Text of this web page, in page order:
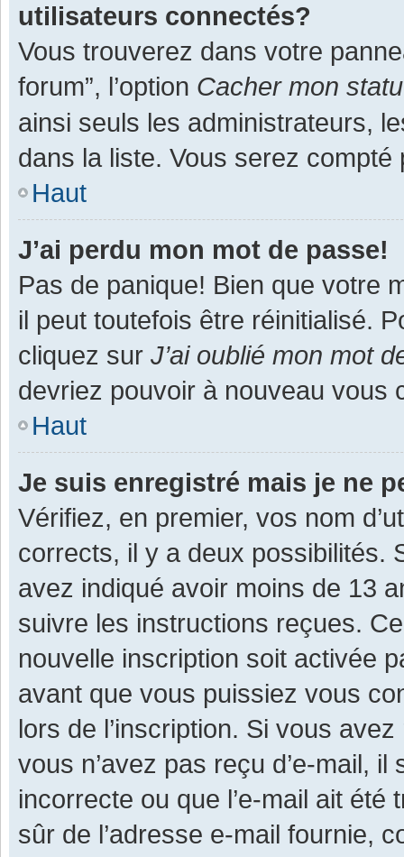
utilisateurs connectés?
Vous trouverez dans votre
forum”, l’option Cacher mon
ainsi seuls les administrateurs,
dans la liste. Vous serez
Haut
J’ai perdu mon mot de passe!
Pas de panique! Bien que votre
il peut toutefois être réinitialisé.
cliquez sur J’ai oublié mon mot
devriez pouvoir à nouveau vous
Haut
Je suis enregistré mais je ne
Vérifiez, en premier, vos nom
corrects, il y a deux possibilités.
avez indiqué avoir moins de 13
suivre les instructions reçues.
nouvelle inscription soit activée
avant que vous puissiez vous
lors de l’inscription. Si vous
vous n’avez pas reçu d’e-mail,
incorrecte ou que l’e-mail ait
sûr de l’adresse e-mail fournie,